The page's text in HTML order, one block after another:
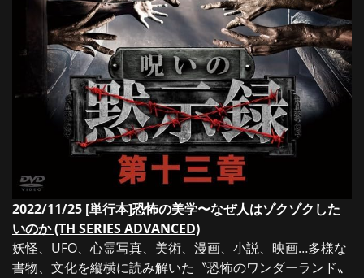
2022/11/25 [単行本]恐怖の美学〜なぜ人はゾクゾクした
いのか (TH SERIES ADVANCED)
妖怪、UFO、心霊写真、美術、漫画、小説、映画…多様な
書物、文化を縦横に読み解いた〝恐怖のワンダーランド〟